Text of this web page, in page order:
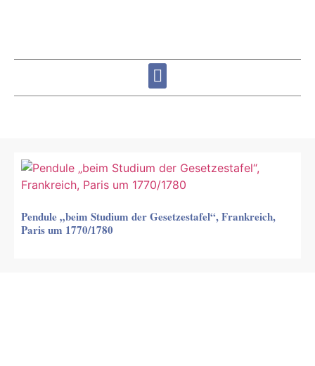
Pendule „beim Studium der Gesetzestafel“, Frankreich,
Paris um 1770/1780